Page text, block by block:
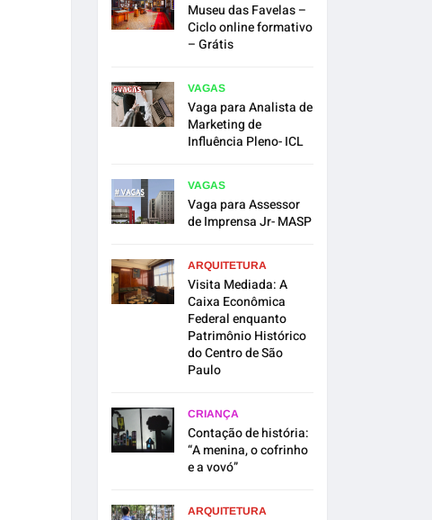
Museu das Favelas –
Ciclo online formativo
– Grátis
VAGAS
Vaga para Analista de
Marketing de
Influência Pleno- ICL
VAGAS
Vaga para Assessor
de Imprensa Jr- MASP
ARQUITETURA
Visita Mediada: A
Caixa Econômica
Federal enquanto
Patrimônio Histórico
do Centro de São
Paulo
CRIANÇA
Contação de história:
“A menina, o cofrinho
e a vovó”
ARQUITETURA